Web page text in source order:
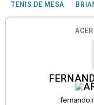
TENIS DE MESA